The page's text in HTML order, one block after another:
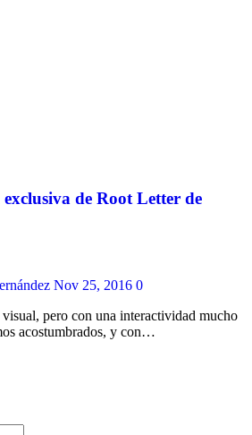
de Root Letter de
Nov 25, 2016 0
pero con una interactividad mucho
acostumbrados, y con…